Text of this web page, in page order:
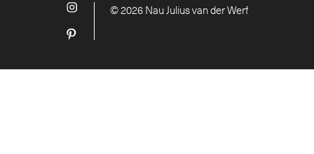
© 2026 Nau Julius van der Werf